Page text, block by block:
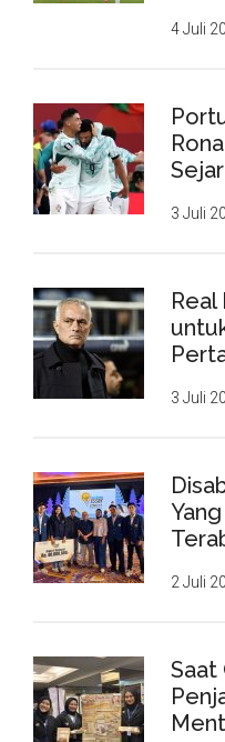
4 Juli
3 Juli
Real
3 Juli
2 Juli
Saat